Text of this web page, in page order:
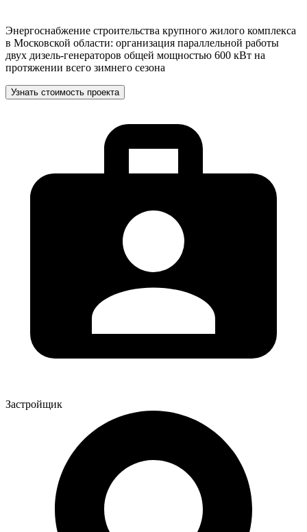
Энергоснабжение строительства крупного жилого комплекса
в Московской области: организация параллельной работы
двух дизель-генераторов общей мощностью 600 кВт на
протяжении всего зимнего сезона
Узнать стоимость проекта
Застройщик